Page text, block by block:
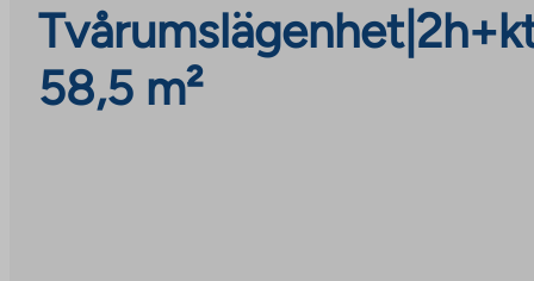
Tvårumslägenhet|
58,5 m²